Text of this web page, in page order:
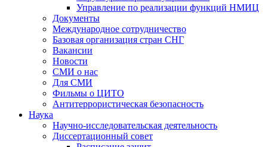
Управление по реализации функций НМИЦ
Документы
Международное сотрудничество
Базовая организация стран СНГ
Вакансии
Новости
СМИ о нас
Для СМИ
Фильмы о ЦИТО
Антитеррористическая безопасность
Наука
Научно-исследовательская деятельность
Диссертационный совет